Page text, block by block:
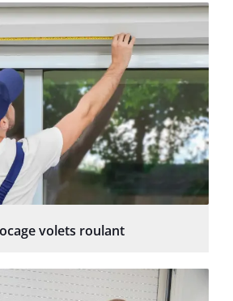
volets roulant